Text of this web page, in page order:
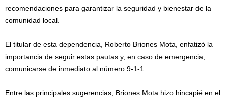
recomendaciones para garantizar la seguridad y bienestar de la
comunidad local.
El titular de esta dependencia, Roberto Briones Mota, enfatizó la
importancia de seguir estas pautas y, en caso de emergencia,
comunicarse de inmediato al número 9-1-1.
Entre las principales sugerencias, Briones Mota hizo hincapié en el